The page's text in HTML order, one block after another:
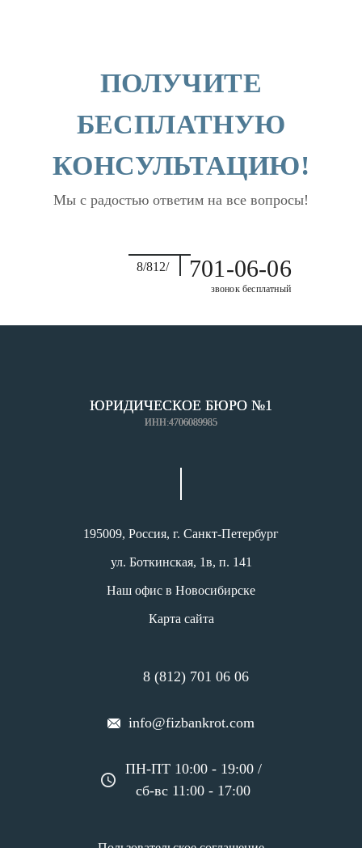
ПОЛУЧИТЕ
БЕСПЛАТНУЮ
КОНСУЛЬТАЦИЮ!
Мы с радостью ответим на все вопросы!
8/812/ 701-06-06
звонок бесплатный
ЮРИДИЧЕСКОЕ БЮРО №1
ИНН:4706089985
195009, Россия, г. Санкт-Петербург
ул. Боткинская, 1в, п. 141
Наш офис в Новосибирске
Карта сайта
8 (812) 701 06 06
info@fizbankrot.com
ПН-ПТ 10:00 - 19:00 /
сб-вс 11:00 - 17:00